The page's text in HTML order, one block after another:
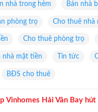
nhà trong hẻm Bán nhà
phòng trọ Cho thuê nhà
Cho thuê phòng trọ
nhà mặt tiền Tin tức
BĐS cho thuê
Vinhomes Hải Vân Bay